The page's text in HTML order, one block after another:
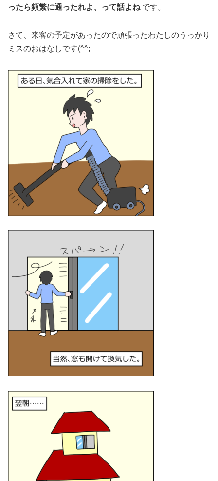
ったら頻繁に通ったれよ、って話よね です。
さて、来客の予定があったので頑張ったわたしのうっかり
ミスのおはなしです(^^;